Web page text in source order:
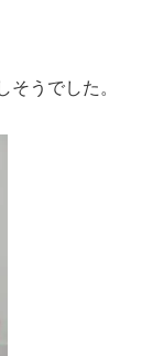
そうでした。